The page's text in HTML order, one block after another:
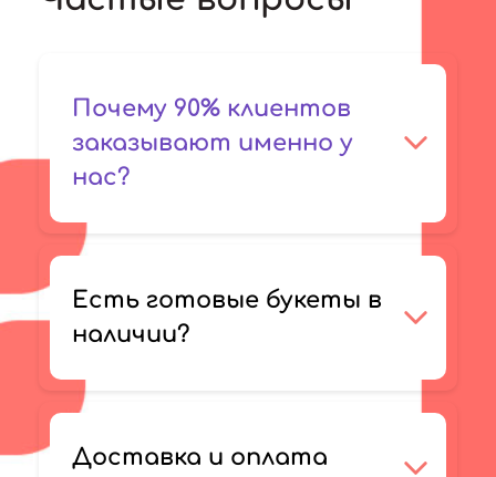
Почему 90% клиентов
заказывают именно у
нас?
Есть готовые букеты в
наличии?
Доставка и оплата